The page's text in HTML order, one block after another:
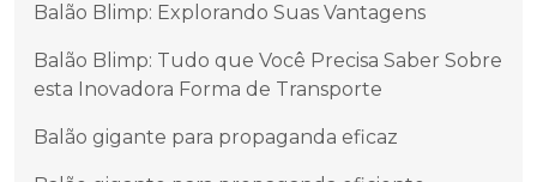
Balão Blimp: Explorando Suas Vantagens
Balão Blimp: Tudo que Você Precisa Saber Sobre
esta Inovadora Forma de Transporte
Balão gigante para propaganda eficaz